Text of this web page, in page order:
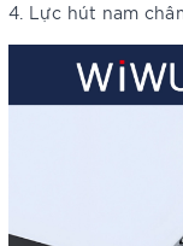
4. Lực hút nam